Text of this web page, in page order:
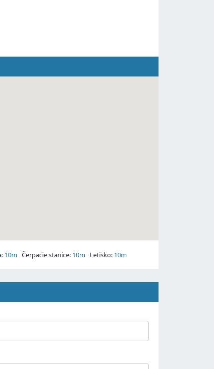
10m Čerpacie stanice: 10m Letisko: 10m